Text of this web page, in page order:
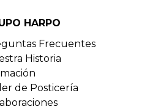
HARPO
Frecuentes
Historia
de Posticería